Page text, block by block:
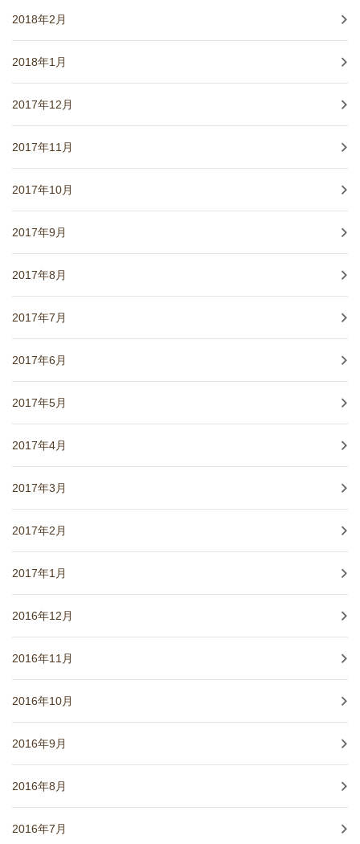
2018年2月
2018年1月
2017年12月
2017年11月
2017年10月
2017年9月
2017年8月
2017年7月
2017年6月
2017年5月
2017年4月
2017年3月
2017年2月
2017年1月
2016年12月
2016年11月
2016年10月
2016年9月
2016年8月
2016年7月